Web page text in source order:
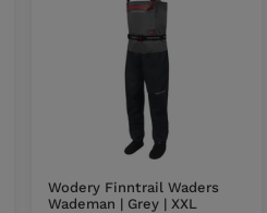
Wodery Finntrail Waders
Wademan | Grey | XXL